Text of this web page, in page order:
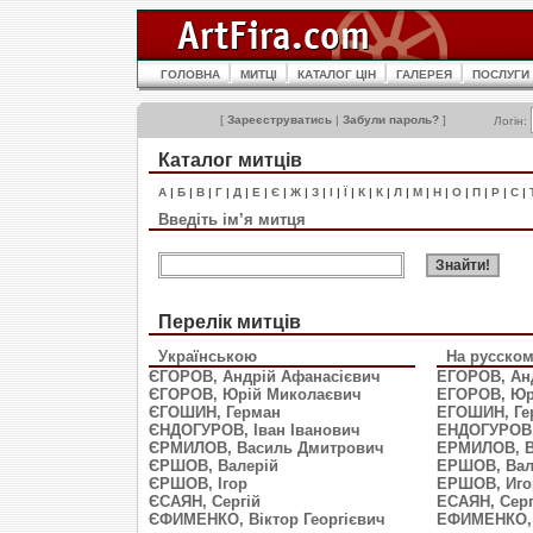
ГОЛОВНА МИТЦІ КАТАЛОГ ЦІН ГАЛЕРЕЯ ПОСЛУГИ
[ Зареєструватись | Забули пароль? ] Логін:
Каталог митців
А | Б | В | Г | Д | Е | Є | Ж | З | І | Ї | К | К | Л | М | Н | О | П | Р | С |
Введіть ім’я митця
Перелік митців
Українською
На русском
ЄГОРОВ, Андрій Афанасієвич
ЕГОРОВ,
ЄГОРОВ, Юрій Миколаєвич
ЕГОРОВ,
ЄГОШИН, Герман
ЕГОШИН,
ЄНДОГУРОВ, Іван Іванович
ЄРМИЛОВ, Василь Дмитрович
ЕРМИЛОВ,
ЄРШОВ, Валерій
ЕРШОВ,
ЄРШОВ, Ігор
ЕРШОВ,
ЄСАЯН, Сергій
ЕСАЯН,
ЄФИМЕНКО, Віктор Георгієвич
ЕФИМЕНКО,